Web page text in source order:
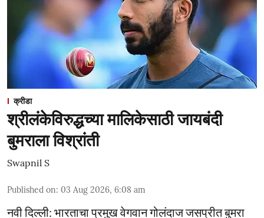
क्रीडा
श्रीलंकेविरुद्धच्या मालिकेसाठी जायबंदी
बुमराला विश्रांती
Swapnil S
Published on: 03 Aug 2026, 6:08 am
नवी दिल्ली: भारताचा प्रमुख वेगवान गोलंदाज जसप्रीत बुमरा